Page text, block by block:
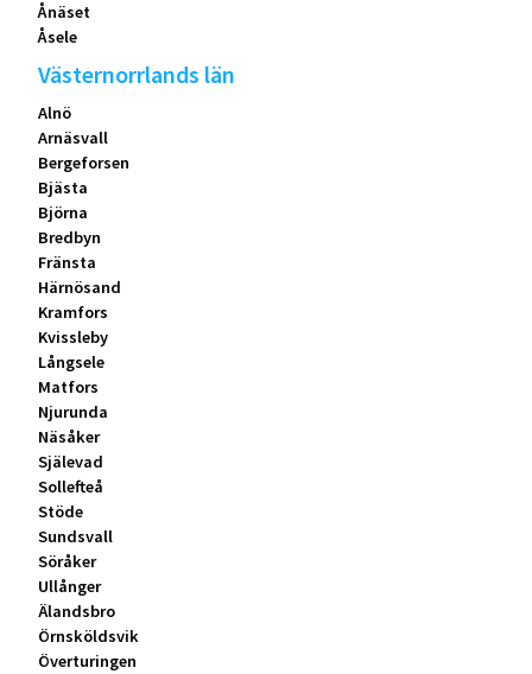
Ånäset
Åsele
Västernorrlands län
Alnö
Arnäsvall
Bergeforsen
Bjästa
Björna
Bredbyn
Fränsta
Härnösand
Kramfors
Kvissleby
Långsele
Matfors
Njurunda
Näsåker
Själevad
Sollefteå
Stöde
Sundsvall
Söråker
Ullånger
Älandsbro
Örnsköldsvik
Överturingen